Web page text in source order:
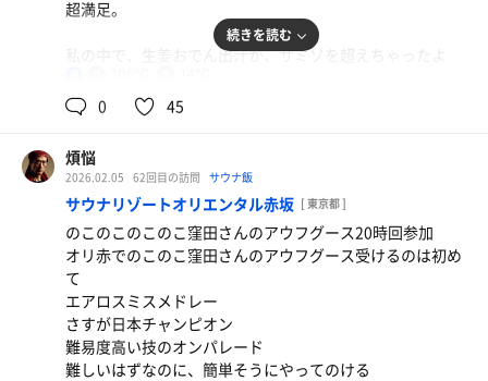
超満足。
私の中で、生姜おでん出汁が、サミソを超えちゃったよ
めちゃうまい。
ととのう日もあれば、ととのわない日もある。それがサウ
ナなのだけど、金の亀は確実にととのうね。
続きを読む
0 45
煩悩
2026.02.05 62回目の訪問 サウナ飯
サウナリゾートオリエンタル赤坂 [ 東京都 ]
のこのこのこのこ窪田さんのアウフグース20時回参加
オリ赤でのこのこ窪田さんのアウフグース受けるのは初め
て
エアロスミスメドレー
さすが日本チャンピオン
難易度高い技のオンパレード
難しいはずなのに、簡単そうにやってのける